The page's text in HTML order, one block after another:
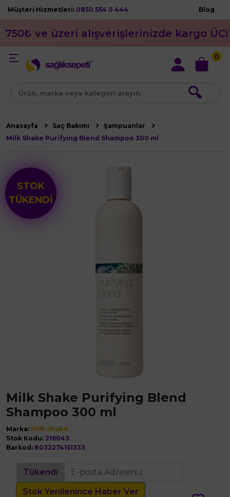
Müşteri Hizmetleri: 0850 554 0 444 Blog
750₺ ve üzeri alışverişlerinizde kargo
🔍
0
Anasayfa Saç Bakımı
Şampuanlar
Milk Shake Purifying Blend Shampoo 300 ml
STOK
TÜKENDİ
Milk Shake Purifying Blend
Shampoo 300 ml
Marka: Milk Shake
Stok Kodu: 216043
Barkod: 8032274151333
Tükendi
Stok Yenilenince Haber Ver